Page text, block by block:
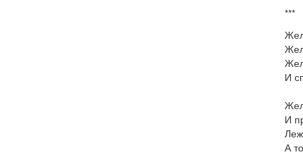
***
И
И
А